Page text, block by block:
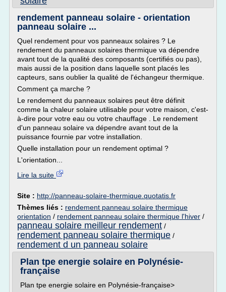
rendement panneau solaire - orientation
panneau solaire ...
Quel rendement pour vos panneaux solaires ? Le
rendement du panneaux solaires thermique va dépendre
avant tout de la qualité des composants (certifiés ou pas),
mais aussi de la position dans laquelle sont placés les
capteurs, sans oublier la qualité de l'échangeur thermique.
Comment ça marche ?
Le rendement du panneaux solaires peut être définit
comme la chaleur solaire utilisable pour votre maison, c'est-
à-dire pour votre eau ou votre chauffage . Le rendement
d'un panneau solaire va dépendre avant tout de la
puissance fournie par votre installation.
Quelle installation pour un rendement optimal ?
L'orientation...
Lire la suite
Site : http://panneau-solaire-thermique.quotatis.fr
Thèmes liés : rendement panneau solaire thermique
orientation / rendement panneau solaire thermique l'hiver /
panneau solaire meilleur rendement /
rendement panneau solaire thermique /
rendement d un panneau solaire
Plan tpe energie solaire en Polynésie-
française
Plan tpe energie solaire en Polynésie-française>